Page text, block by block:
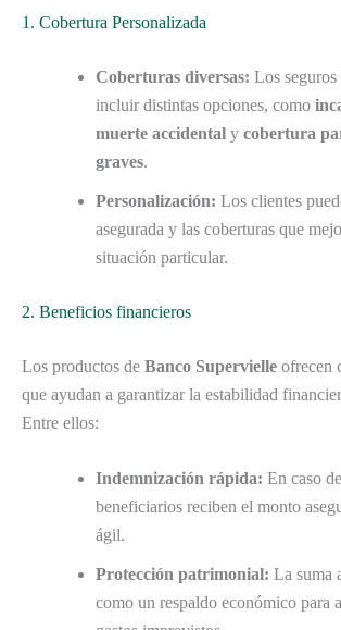
1. Cobertura Personalizada
Coberturas diversas: Los
incluir distintas opciones, como
muerte accidental y cobertura
graves.
Personalización: Los clientes
asegurada y las coberturas que
situación particular.
2. Beneficios financieros
Los productos de Banco Supervielle ofrecen
que ayudan a garantizar la estabilidad
Entre ellos:
Indemnización rápida: En caso
beneficiarios reciben el monto
ágil.
Protección patrimonial: La suma
como un respaldo económico para